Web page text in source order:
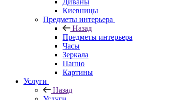
Диваны
Киевницы
Предметы интерьера
Назад
Предметы интерьера
Часы
Зеркала
Панно
Картины
Услуги
Назад